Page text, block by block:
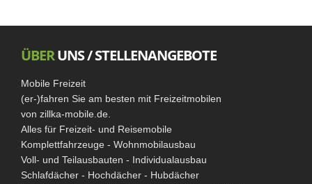
ÜBERUNS / STELLENANGEBOTE
Mobile Freizeit
(er-)fahren Sie am besten mit Freizeitmobilen
von zillka-mobile.de.
Alles für Freizeit- und Reisemobile
Komplettfahrzeuge - Wohnmobilausbau
Voll- und Teilausbauten - Individualausbau
Schlafdächer - Hochdächer - Hubdächer